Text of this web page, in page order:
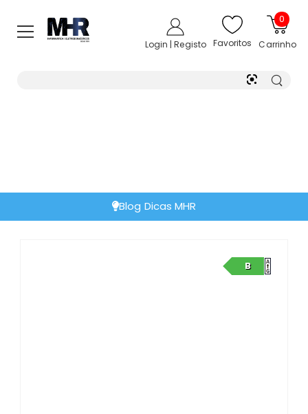
Login | Registo Favoritos
0
Carrinho
Blog Dicas MHR
B